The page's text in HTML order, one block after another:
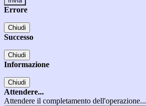
Errore
Chiudi
Successo
Chiudi
Informazione
Chiudi
Attendere...
Attendere il completamento dell'operazione...